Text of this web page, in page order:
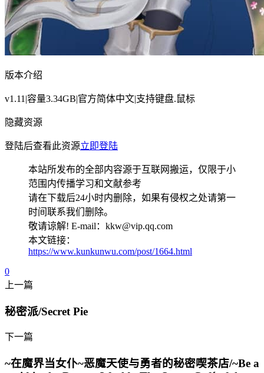
版本介绍
v1.11|容量3.34GB|官方简体中文|支持键盘.鼠标
隐藏资源
登陆后查看此资源立即登陆
本站所发布的全部内容源于互联网搬运，仅限于小
范围内传播学习和文献参考
请在下载后24小时内删除，如果有侵权之处请第一
时间联系我们删除。
敬请谅解! E-mail：kkw@vip.qq.com
本文链接：
https://www.kunkunwu.com/post/1664.html
0
上一篇
秘密派/Secret Pie
下一篇
~在魔界当女仆~恶魔天使与勇者的秘密喫茶店/~Be a